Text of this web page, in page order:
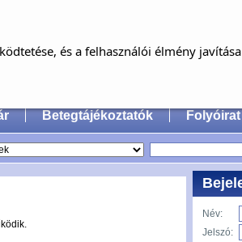
ORVOSOK EGYESÜLETE
Betegtájékoztatók Folyóirat
Név:
Jelszó:
és a felhasználói élmény